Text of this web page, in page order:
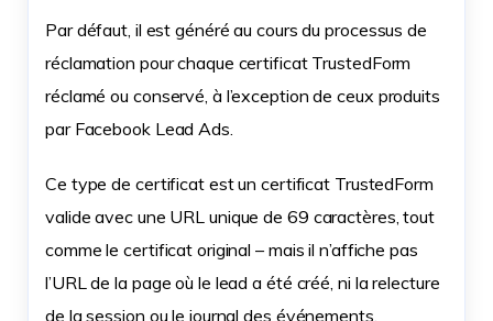
Par défaut, il est généré au cours du processus de
réclamation pour chaque certificat TrustedForm
réclamé ou conservé, à l’exception de ceux produits
par Facebook Lead Ads.
Ce type de certificat est un certificat TrustedForm
valide avec une URL unique de 69 caractères, tout
comme le certificat original – mais il n’affiche pas
l’URL de la page où le lead a été créé, ni la relecture
de la session ou le journal des événements.